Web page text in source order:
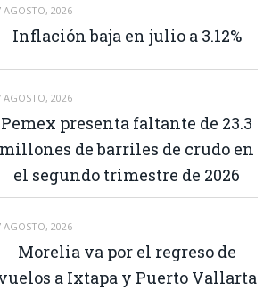
AGOSTO, 2026
Inflación baja en julio a 3.12%
AGOSTO, 2026
Pemex presenta faltante de 23.3
millones de barriles de crudo en
el segundo trimestre de 2026
AGOSTO, 2026
Morelia va por el regreso de
a Ixtapa y Puerto Vallarta